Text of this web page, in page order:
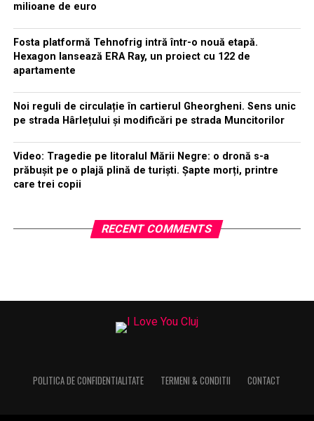
milioane de euro
Fosta platformă Tehnofrig intră într-o nouă etapă.
Hexagon lansează ERA Ray, un proiect cu 122 de
apartamente
Noi reguli de circulație în cartierul Gheorgheni. Sens unic
pe strada Hârlețului și modificări pe strada Muncitorilor
Video: Tragedie pe litoralul Mării Negre: o dronă s-a
prăbușit pe o plajă plină de turiști. Șapte morți, printre
care trei copii
RECENT COMMENTS
POLITICA DE CONFIDENTIALITATE TERMENI & CONDITII CONTACT